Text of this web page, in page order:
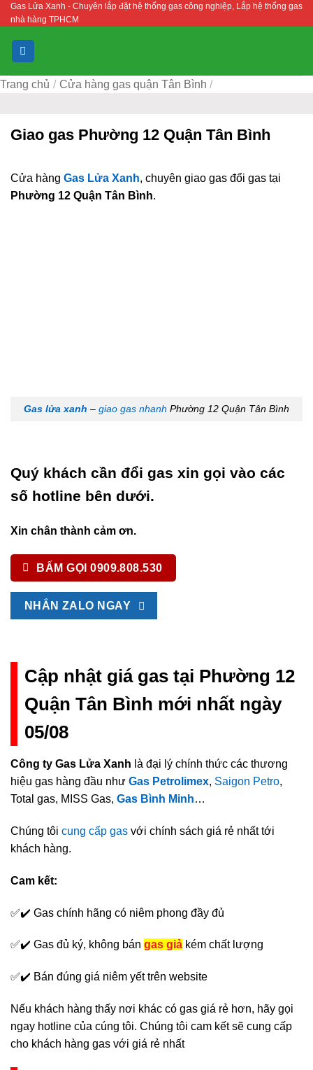
Bỏ
qua
nội
dung
Gas Lửa Xanh - Chuyên lắp đặt hệ thống gas công nghiệp, Lắp hệ thống gas
nhà hàng TPHCM
Trang chủ / Cửa hàng gas quận Tân Bình /
Giao gas Phường 12 Quận Tân Bình
Cửa hàng Gas Lửa Xanh, chuyên giao gas đổi gas tại
Phường 12 Quận Tân Bình.
Gas lửa xanh – giao gas nhanh Phường 12 Quận Tân Bình
Quý khách cần đổi gas xin gọi vào các
số hotline bên dưới.
Xin chân thành cảm ơn.
BẤM GỌI 0909.808.530
NHẮN ZALO NGAY
Cập nhật giá gas tại Phường 12
Quận Tân Bình mới nhất ngày
05/08
Công ty Gas Lửa Xanh là đại lý chính thức các thương
hiệu gas hàng đầu như Gas Petrolimex, Saigon Petro,
Total gas, MISS Gas, Gas Bình Minh…
Chúng tôi cung cấp gas với chính sách giá rẻ nhất tới
khách hàng.
Cam kết:
✅✔️ Gas chính hãng có niêm phong đầy đủ
✅✔️ Gas đủ ký, không bán gas giả kém chất lượng
✅✔️ Bán đúng giá niêm yết trên website
Nếu khách hàng thấy nơi khác có gas giá rẻ hơn, hãy gọi
ngay hotline của cúng tôi. Chúng tôi cam kết sẽ cung cấp
cho khách hàng gas với giá rẻ nhất